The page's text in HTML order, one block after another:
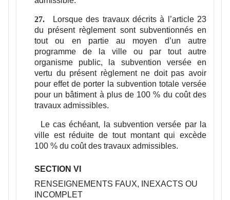
27.
Lorsque des travaux décrits à l’article 23
du présent règlement sont subventionnés en
tout ou en partie au moyen d’un autre
programme de la ville ou par tout autre
organisme public, la subvention versée en
vertu du présent règlement ne doit pas avoir
pour effet de porter la subvention totale versée
pour un bâtiment à plus de 100 % du coût des
travaux admissibles.
Le cas échéant, la subvention versée par la
ville est réduite de tout montant qui excède
100 % du coût des travaux admissibles.
SECTION VI
RENSEIGNEMENTS FAUX, INEXACTS OU
INCOMPLET